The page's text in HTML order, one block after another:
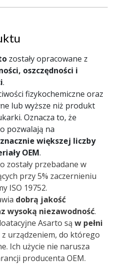
zostały opracowane z
oszczędności i
.
fizykochemiczne oraz
lub wyższe niż produkt
Oznacza to, że
pozwalają na
znacznie większej liczby
OEM.
zostały przebadane w
przy 5% zaczernieniu
ISO 19752.
dobrą jakość
wysoką niezawodność.
Asarto są w pełni
z urządzeniem, do którego
Ich użycie nie narusza
producenta OEM.